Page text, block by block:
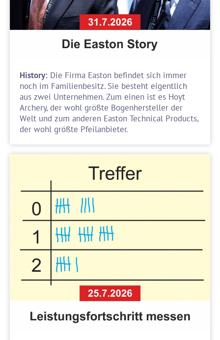
History: Die Firma Easton befindet sich immer
noch im Familienbesitz. Sie besteht eigentlich
aus zwei Unternehmen. Zum einen ist es Hoyt
Archery, der wohl größte Bogenhersteller der
Welt und zum anderen Easton Technical Products,
der wohl größte Pfeilanbieter.